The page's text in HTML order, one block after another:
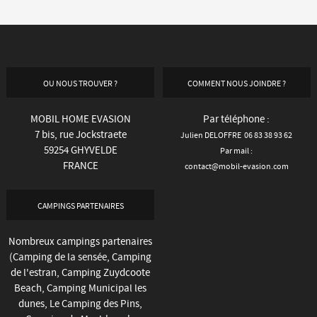
OU NOUS TROUVER ?
MOBIL HOME EVASION
7 bis, rue Jockstraete
59254 GHYVELDE
FRANCE
COMMENT NOUS JOINDRE ?
Par téléphone :
Julien DELOFFRE 06 83 38 93 62
Par mail :
contact@mobil-evasion.com
CAMPINGS PARTENAIRES
Nombreux campings partenaires
(Camping de la sensée, Camping
de l'estran, Camping Zuydcoote
Beach, Camping Municipal les
dunes, Le Camping des Pins,